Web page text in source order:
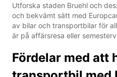
Utforska staden Bruehl och
och bekvämt sätt med
av bilar och transportbilar för
är på affärsresa eller
Fördelar med att